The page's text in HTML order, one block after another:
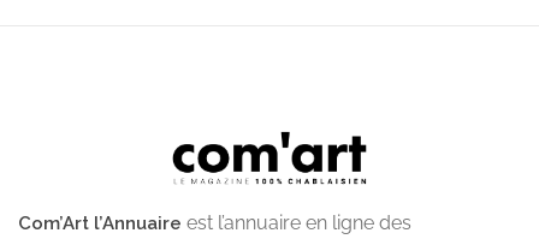
Com’Art l’Annuaire est l’annuaire en ligne des